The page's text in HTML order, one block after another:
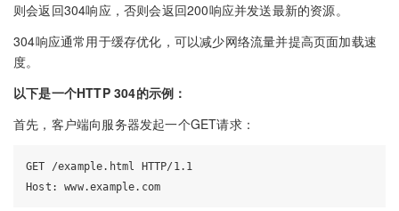
则会返回304响应，否则会返回200响应并发送最新的资源。
304响应通常用于缓存优化，可以减少网络流量并提高页面加载速
度。
以下是一个HTTP 304的示例：
首先，客户端向服务器发起一个GET请求：
GET /example.html HTTP/1.1